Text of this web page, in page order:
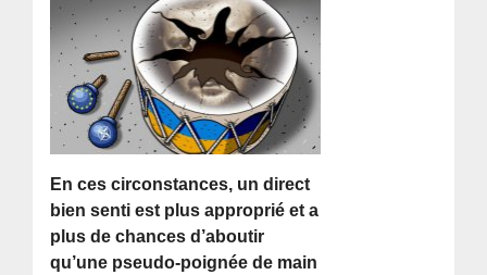
En ces circonstances, un direct
bien senti est plus approprié et a
plus de chances d’aboutir
qu’une pseudo-poignée de main